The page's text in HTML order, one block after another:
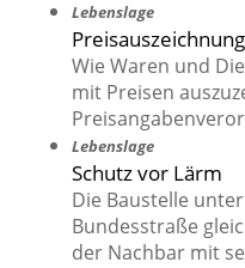
Lebenslage
Wie Waren und
mit Preisen
Lebenslage
Schutz vor Lärm
Die Baustelle
Bundesstraße
der Nachbar mit